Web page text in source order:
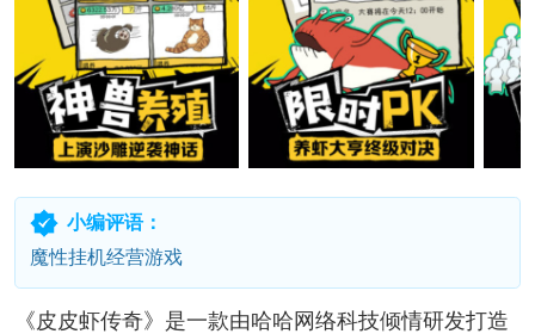
小编评语：
魔性挂机经营游戏
《皮皮虾传奇》是一款由哈哈网络科技倾情研发打造